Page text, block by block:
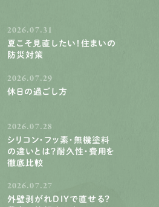
2026.07.31
夏こそ見直したい！住まいの
防災対策
2026.07.29
休日の過ごし方
2026.07.28
シリコン・フッ素・無機塗料
の違いとは？耐久性・費用を
徹底比較
2026.07.27
外壁剥がれDIYで直せる？